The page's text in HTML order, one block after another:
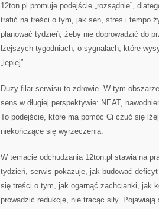
12ton.pl promuje podejście „rozsądnie”,
trafić na treści o tym, jak sen, stres i tempo
planować tydzień, żeby nie doprowadzić do
lżejszych tygodniach, o sygnałach, które
„lepiej”.
Duży filar serwisu to zdrowie. W tym
sens w długiej perspektywie: NEAT,
To podejście, które ma pomóc Ci czuć się
niekończące się wyrzeczenia.
W temacie odchudzania 12ton.pl stawia na
tydzień, serwis pokazuje, jak budować
się treści o tym, jak ogarnąć zachcianki, jak
prowadzić redukcję, nie tracąc siły.